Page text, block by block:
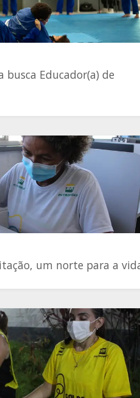
busca Educador(a) de
um norte para a